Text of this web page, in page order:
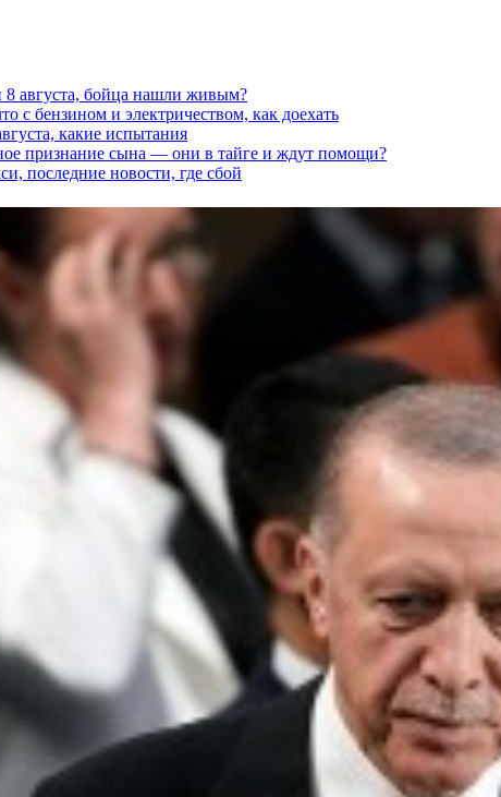
8 августа, бойца нашли живым?
с бензином и электричеством, как доехать
какие испытания
признание сына — они в тайге и ждут помощи?
последние новости, где сбой